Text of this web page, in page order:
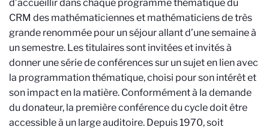
d’accueillir dans chaque programme thématique du
CRM des mathématiciennes et mathématiciens de très
grande renommée pour un séjour allant d’une semaine à
un semestre. Les titulaires sont invitées et invités à
donner une série de conférences sur un sujet en lien avec
la programmation thématique, choisi pour son intérêt et
son impact en la matière. Conformément à la demande
du donateur, la première conférence du cycle doit être
accessible à un large auditoire. Depuis 1970, soit